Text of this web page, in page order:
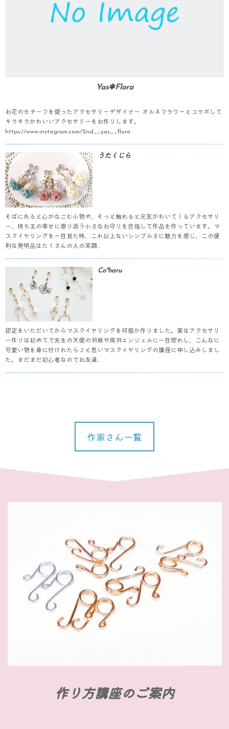
Yas✱Flora
お花のモチーフを使ったアクセサリーデザイナー オルネフラワーとコラボして
キラキラかわいいアクセサリーをお作りします。
https://www.instagram.com/2nd__yas__flora
うたくじら
そばにあると心がなごむ小物や、そっと触れると元気がわいてくるアクセサリ
ー、持ち主の幸せに寄り添う小さなお守りを目指して作品を作っています。マ
スクイヤリングを一目見た時、これ以上ないシンプルさに魅力を感じ、この便
利な発明品はたくさんの人の笑顔...
Co*haru
認定をいただいてからマスクイヤリングを何個か作りました。実はアクセサリ
ー作りは初めてで先生の天使の羽根や両羽エンジェルに一目惚れし、こんなに
可愛い物を身に付けれたら♪と思いマスクイヤリングの講座に申し込みしまし
た。まだまだ初心者なのでお友達...
作家さん一覧
作り方講座のご案内